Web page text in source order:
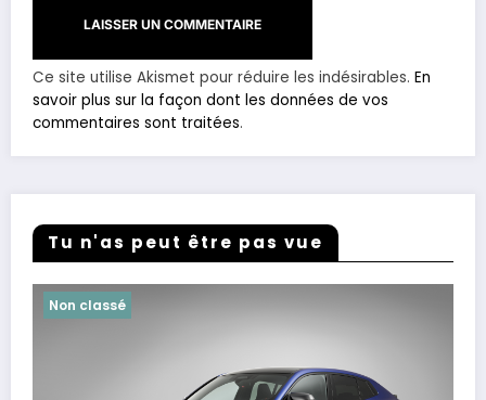
Ce site utilise Akismet pour réduire les indésirables. En
savoir plus sur la façon dont les données de vos
commentaires sont traitées.
Tu n'as peut être pas vue
Non classé